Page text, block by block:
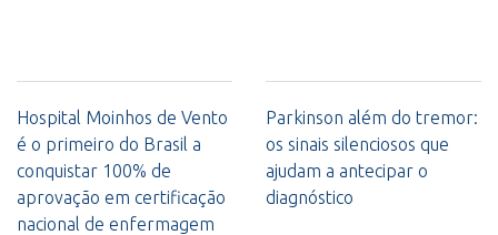
Hospital Moinhos de Vento
é o primeiro do Brasil a
conquistar 100% de
aprovação em certificação
nacional de enfermagem
Parkinson além do tremor:
os sinais silenciosos que
ajudam a antecipar o
diagnóstico